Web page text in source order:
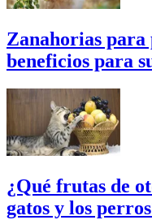
Zanahorias para
beneficios para
¿Qué frutas de
gatos y los